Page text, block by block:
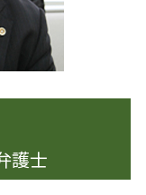
護士